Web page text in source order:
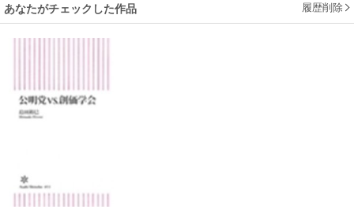
あなたがチェックした作品 履歴削除